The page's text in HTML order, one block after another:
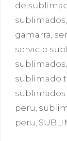
de
sublimados,
gamarra,
servicio
sublimados,
sublimado
peru,
peru,